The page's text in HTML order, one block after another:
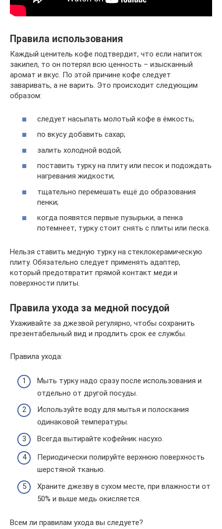
Правила использования
Каждый ценитель кофе подтвердит, что если напиток
закипел, то он потерял всю ценность – изысканный
аромат и вкус. По этой причине кофе следует
заваривать, а не варить. Это происходит следующим
образом:
следует насыпать молотый кофе в ёмкость;
по вкусу добавить сахар;
залить холодной водой;
поставить турку на плиту или песок и подождать
нагревания жидкости;
тщательно перемешать ещё до образования
пенки;
когда появятся первые пузырьки, а пенка
потемнеет, турку стоит снять с плиты или песка.
Нельзя ставить медную турку на стеклокерамическую
плиту. Обязательно следует применять адаптер,
который предотвратит прямой контакт меди и
поверхности плиты.
Правила ухода за медной посудой
Ухаживайте за джезвой регулярно, чтобы сохранить
презентабельный вид и продлить срок ее службы.
Правила ухода:
Мыть турку надо сразу после использования и
отдельно от другой посуды.
Используйте воду для мытья и полоскания
одинаковой температуры.
Всегда вытирайте кофейник насухо.
Периодически полируйте верхнюю поверхность
шерстяной тканью.
Храните джезву в сухом месте, при влажности от
50% и выше медь окисляется.
Всем ли правилам ухода вы следуете?